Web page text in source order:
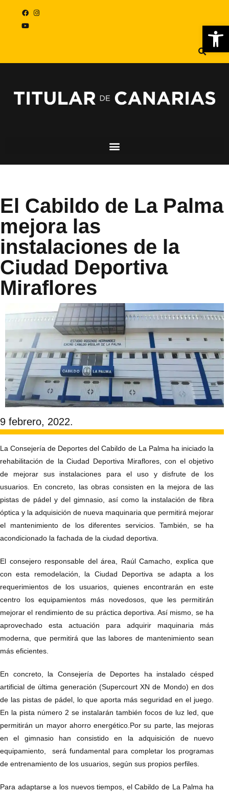
El Cabildo de La Palma
mejora las
instalaciones de la
Ciudad Deportiva
Miraflores
9 febrero, 2022.
La Consejería de Deportes del Cabildo de La Palma ha iniciado la
rehabilitación de la Ciudad Deportiva Miraflores, con el objetivo
de mejorar sus instalaciones para el uso y disfrute de los
usuarios. En concreto, las obras consisten en la mejora de las
pistas de pádel y del gimnasio, así como la instalación de fibra
óptica y la adquisición de nueva maquinaria que permitirá mejorar
el mantenimiento de los diferentes servicios. También, se ha
acondicionado la fachada de la ciudad deportiva.
El consejero responsable del área, Raúl Camacho, explica que
con esta remodelación, la Ciudad Deportiva se adapta a los
requerimientos de los usuarios, quienes encontrarán en este
centro los equipamientos más novedosos, que les permitirán
mejorar el rendimiento de su práctica deportiva. Así mismo, se ha
aprovechado esta actuación para adquirir maquinaria más
moderna, que permitirá que las labores de mantenimiento sean
más eficientes.
En concreto, la Consejería de Deportes ha instalado césped
artificial de última generación (Supercourt XN de Mondo) en dos
de las pistas de pádel, lo que aporta más seguridad en el juego.
En la pista número 2 se instalarán también focos de luz led, que
permitirán un mayor ahorro energético.Por su parte, las mejoras
en el gimnasio han consistido en la adquisición de nuevo
equipamiento, será fundamental para completar los programas
de entrenamiento de los usuarios, según sus propios perfiles.
Para adaptarse a los nuevos tiempos, el Cabildo de La Palma ha